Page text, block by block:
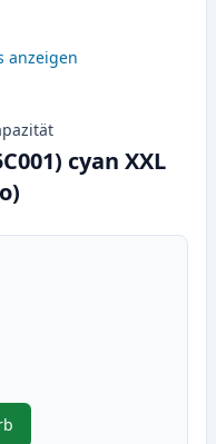
anzeigen
cyan XXL
CLI-581XXL (1995C001)